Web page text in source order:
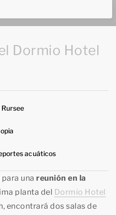
Dormio Hotel
acuáticos
una reunión en la
planta del Dormio Hotel
encontrará dos salas de